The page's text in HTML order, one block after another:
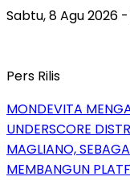
Sabtu, 8 Agu 2026 -
Pers Rilis
MONDEVITA
UNDERSCORE
MAGLIANO,
MEMBANGUN